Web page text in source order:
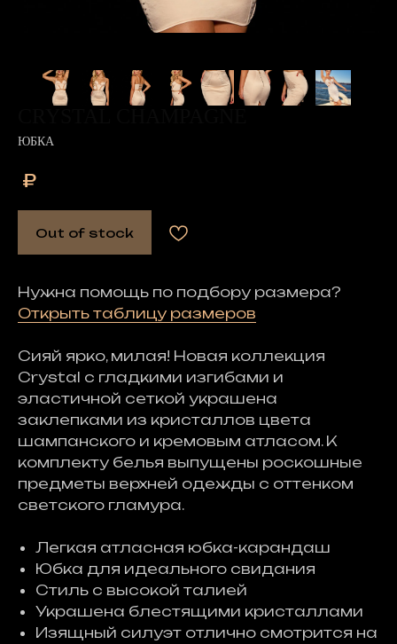
ЮБКА
₽
Out of stock
Нужна помощь по подбору размера?
Открыть таблицу размеров
Сияй ярко, милая! Новая коллекция
Crystal с гладкими изгибами и
эластичной сеткой украшена
заклепками из кристаллов цвета
шампанского и кремовым атласом. К
комплекту белья выпущены роскошные
предметы верхней одежды с оттенком
светского гламура.
Легкая атласная юбка-карандаш
Юбка для идеального свидания
Стиль с высокой талией
Украшена блестящими кристаллами
Изящный силуэт отлично смотрится на